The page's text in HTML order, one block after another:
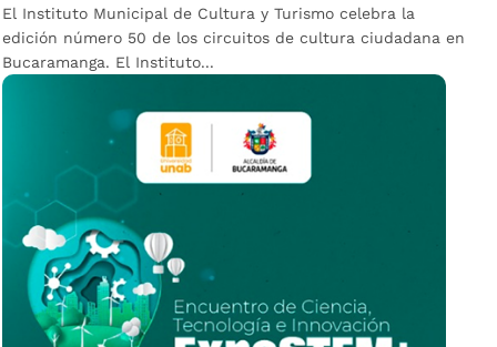
El Instituto Municipal de Cultura y Turismo celebra la
edición número 50 de los circuitos de cultura ciudadana en
Bucaramanga. El Instituto...